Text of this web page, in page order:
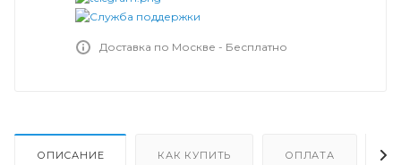
Доставка по Москве - Бесплатно
ОПИСАНИЕ КАК КУПИТЬ ОПЛАТА